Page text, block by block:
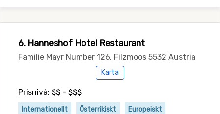
6. Hanneshof Hotel Restaurant
Familie Mayr Number 126, Filzmoos 5532 Austria
Karta
Prisnivå: $$ - $$$
Internationellt Österrikiskt Europeiskt